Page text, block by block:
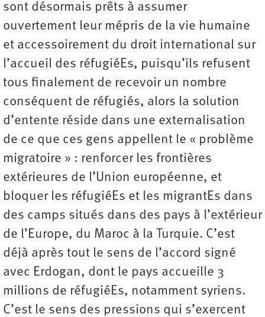
sont désormais prêts à assumer
ouvertement leur mépris de la vie humaine
et accessoirement du droit international sur
l’accueil des réfugiéEs, puisqu’ils refusent
tous finalement de recevoir un nombre
conséquent de réfugiés, alors la solution
d’entente réside dans une externalisation
de ce que ces gens appellent le « problème
migratoire » : renforcer les frontières
extérieures de l’Union européenne, et
bloquer les réfugiéEs et les migrantEs dans
des camps situés dans des pays à l’extérieur
de l’Europe, du Maroc à la Turquie. C’est
déjà après tout le sens de l’accord signé
avec Erdogan, dont le pays accueille 3
millions de réfugiéEs, notamment syriens.
C’est le sens des pressions qui s’exercent